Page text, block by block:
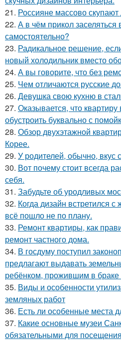
21. Россияне массово
22. А в чём прикол заселяться
самостоятельно?
23. Радикальное решение,
новый холодильник вместо
24. А вы говорите, что без
25. Чем отличаются русские
26. Девушка свою кухню в
27. Оказывается, что
обустроить буквально с
28. Обзор двухэтажной
Корее.
29. У родителей, обычно, вкус
30. Вот почему стоит всегда
себя.
31. Забудьте об уродливых
32. Когда дизайн встретился
всё пошло не по плану.
33. Ремонт квартиры, как
ремонт частного дома.
34. В госдуму поступил
предлагают выдавать
ребёнком, прожившим в браке
35. Виды и особенности
земляных работ
36. Есть ли особенные места
37. Какие основные музеи
обязательными для посещения